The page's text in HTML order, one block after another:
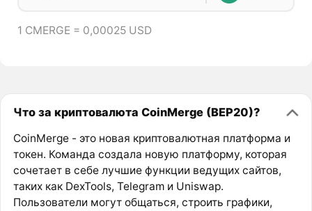
1 CMERGE = 0,00025 USD
Что за криптовалюта CoinMerge (BEP20)?
CoinMerge - это новая криптовалютная платформа и
токен. Команда создала новую платформу, которая
сочетает в себе лучшие функции ведущих сайтов,
таких как DexTools, Telegram и Uniswap.
Пользователи могут общаться, строить графики,